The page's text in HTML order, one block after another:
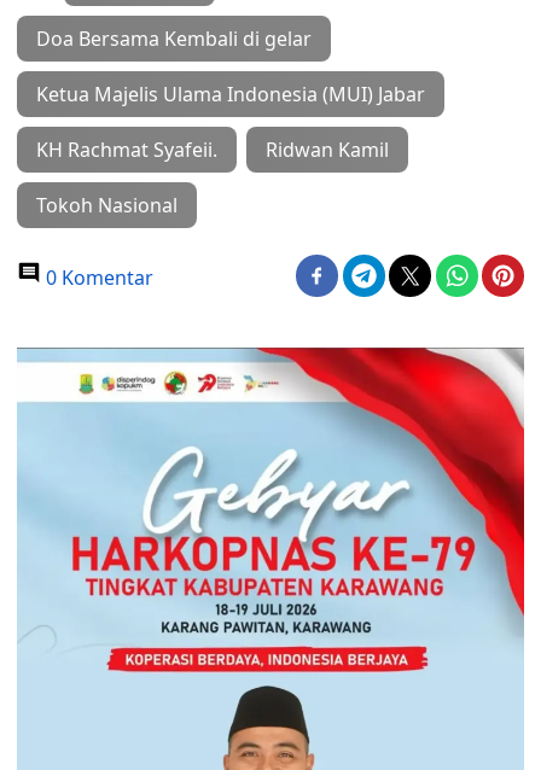
Doa Bersama Kembali di gelar
Ketua Majelis Ulama Indonesia (MUI) Jabar
KH Rachmat Syafeii. Ridwan Kamil
Tokoh Nasional
0 Komentar